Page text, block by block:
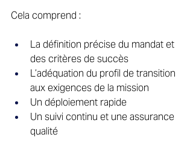
Cela comprend :
La définition précise du mandat et
des critères de succès
L’adéquation du profil de transition
aux exigences de la mission
Un déploiement rapide
Un suivi continu et une assurance
qualité